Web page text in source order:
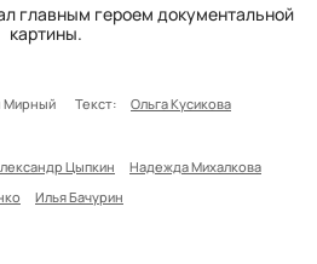
главным героем документальной
картины.
Мирный Текст:
Ольга Кусикова
Цыпкин
Надежда Михалкова
Илья Бачурин